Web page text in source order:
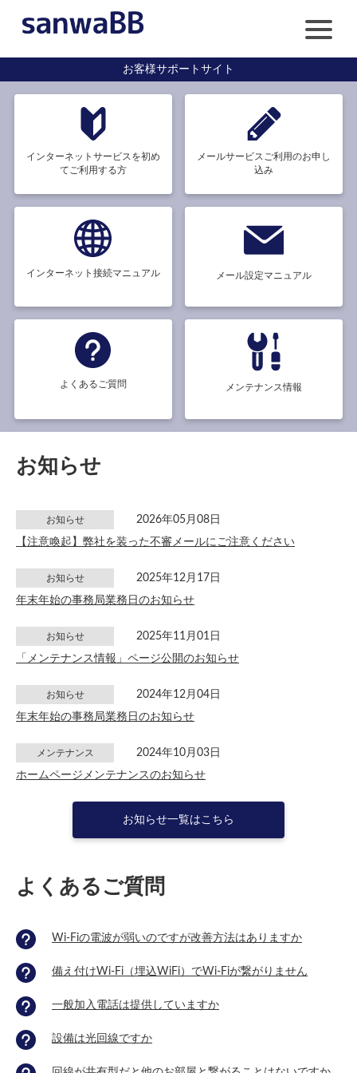
お客様サポートサイト
インターネットサービスを初め
てご利用する方
メールサービス ご利用のお申し
込み
インターネット接続マニュアル メール設定マニュアル
よくあるご質問 メンテナンス情報
お知らせ
お知らせ
2026年05月08日
【注意喚起】弊社を装った不審メールにご注意ください
お知らせ
2025年12月17日
年末年始の事務局業務日のお知らせ
お知らせ
2025年11月01日
「メンテナンス情報」ページ公開のお知らせ
お知らせ
2024年12月04日
年末年始の事務局業務日のお知らせ
メンテナンス
2024年10月03日
ホームページメンテナンスのお知らせ
お知らせ一覧はこちら
よくあるご質問
Wi-Fiの電波が弱いのですが改善方法はありますか
備え付けWi-Fi（埋込WiFi）でWi-Fiが繋がりません
一般加入電話は提供していますか
設備は光回線ですか